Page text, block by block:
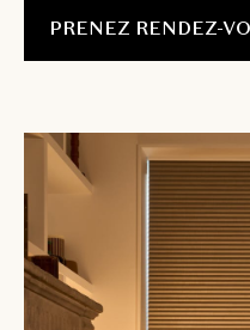
PRENEZ RENDEZ-